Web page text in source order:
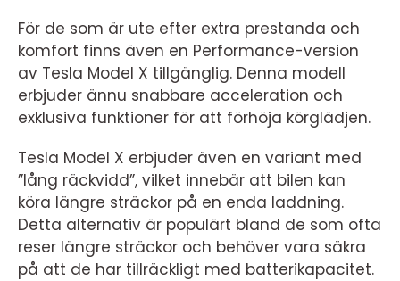
För de som är ute efter extra prestanda och
komfort finns även en Performance-version
av Tesla Model X tillgänglig. Denna modell
erbjuder ännu snabbare acceleration och
exklusiva funktioner för att förhöja körglädjen.
Tesla Model X erbjuder även en variant med
”lång räckvidd”, vilket innebär att bilen kan
köra längre sträckor på en enda laddning.
Detta alternativ är populärt bland de som ofta
reser längre sträckor och behöver vara säkra
på att de har tillräckligt med batterikapacitet.